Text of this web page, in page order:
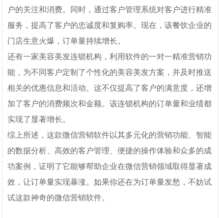
户的关注和消费。同时，通过客户管理系统对客户进行精准
服务，提高了客户的忠诚度和复购率。现在，该餐饮企业的
门店生意火爆，订单量持续增长。
还有一家美容美发连锁机构，利用软件的一对一精准营销功
能，为不同客户定制了个性化的美容美发方案，并及时推送
相关的优惠信息和活动。这不仅提高了客户的满意度，还增
加了客户的消费频次和金额。该连锁机构的订单量和业绩都
实现了显著增长。
综上所述，这款微信营销软件以其多元化的营销功能、智能
的数据分析、高效的客户管理、便捷的操作体验和众多的成
功案例，证明了它能够帮助企业在微信营销领域取得显著成
效，让订单量实现暴涨。如果你还在为订单量发愁，不妨试
试这款神奇的微信营销软件。